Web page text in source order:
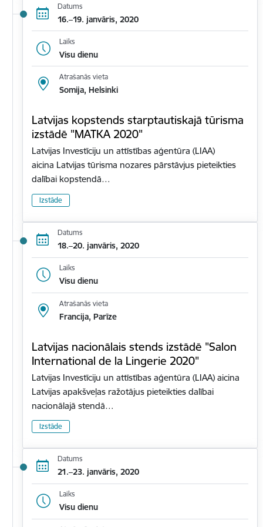
Datums
16.–19. janvāris, 2020
Laiks
Visu dienu
Atrašanās vieta
Somija, Helsinki
Latvijas kopstends starptautiskajā tūrisma
izstādē "MATKA 2020"
Latvijas Investīciju un attīstības aģentūra (LIAA)
aicina Latvijas tūrisma nozares pārstāvjus pieteikties
dalībai kopstendā…
Izstāde
Datums
18.–20. janvāris, 2020
Laiks
Visu dienu
Atrašanās vieta
Francija, Parīze
Latvijas nacionālais stends izstādē "Salon
International de la Lingerie 2020"
Latvijas Investīciju un attīstības aģentūra (LIAA) aicina
Latvijas apakšveļas ražotājus pieteikties dalībai
nacionālajā stendā…
Izstāde
Datums
21.–23. janvāris, 2020
Laiks
Visu dienu